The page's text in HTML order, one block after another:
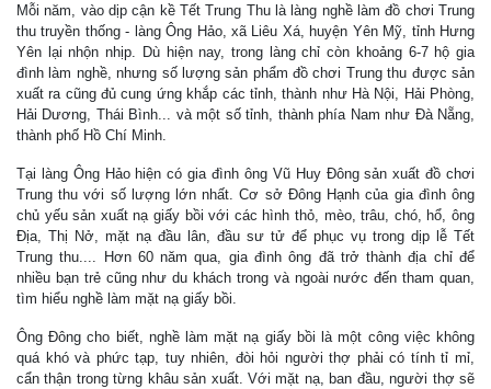
Mỗi năm, vào dịp cận kề Tết Trung Thu là làng nghề làm đồ chơi Trung
thu truyền thống - làng Ông Hảo, xã Liêu Xá, huyện Yên Mỹ, tỉnh Hưng
Yên lại nhộn nhịp. Dù hiện nay, trong làng chỉ còn khoảng 6-7 hộ gia
đình làm nghề, nhưng số lượng sản phẩm đồ chơi Trung thu được sản
xuất ra cũng đủ cung ứng khắp các tỉnh, thành như Hà Nội, Hải Phòng,
Hải Dương, Thái Bình... và một số tỉnh, thành phía Nam như Đà Nẵng,
thành phố Hồ Chí Minh.
Tại làng Ông Hảo hiện có gia đình ông Vũ Huy Đông sản xuất đồ chơi
Trung thu với số lượng lớn nhất. Cơ sở Đông Hạnh của gia đình ông
chủ yếu sản xuất nạ giấy bồi với các hình thỏ, mèo, trâu, chó, hổ, ông
Địa, Thị Nở, mặt nạ đầu lân, đầu sư tử để phục vụ trong dịp lễ Tết
Trung thu.... Hơn 60 năm qua, gia đình ông đã trở thành địa chỉ để
nhiều bạn trẻ cũng như du khách trong và ngoài nước đến tham quan,
tìm hiểu nghề làm mặt nạ giấy bồi.
Ông Đông cho biết, nghề làm mặt nạ giấy bồi là một công việc không
quá khó và phức tạp, tuy nhiên, đòi hỏi người thợ phải có tính tỉ mỉ,
cẩn thận trong từng khâu sản xuất. Với mặt nạ, ban đầu, người thợ sẽ